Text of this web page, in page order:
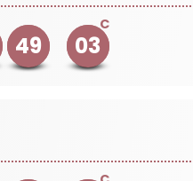
49
C
03